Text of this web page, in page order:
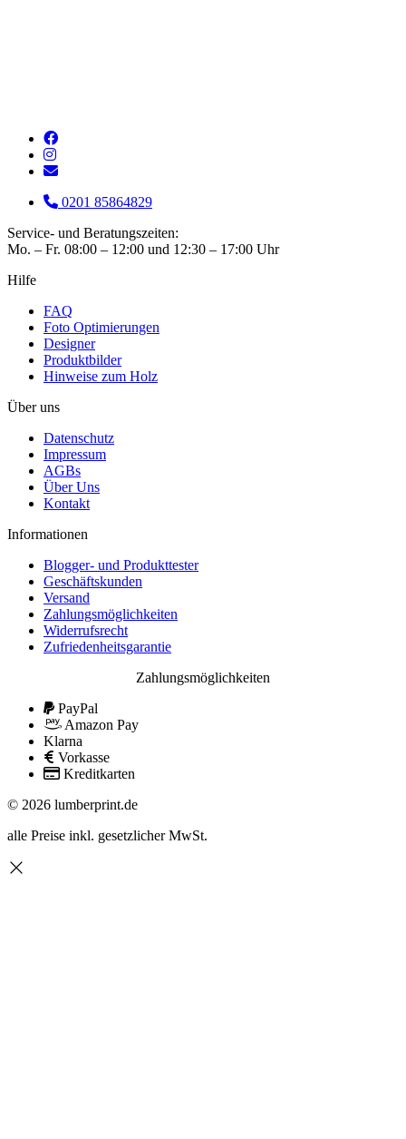
0201 85864829
Service- und Beratungszeiten:
Mo. – Fr. 08:00 – 12:00 und 12:30 – 17:00 Uhr
Hilfe
FAQ
Foto Optimierungen
Designer
Produktbilder
Hinweise zum Holz
Über uns
Datenschutz
Impressum
AGBs
Über Uns
Kontakt
Informationen
Blogger- und Produkttester
Geschäftskunden
Versand
Zahlungsmöglichkeiten
Widerrufsrecht
Zufriedenheitsgarantie
Zahlungsmöglichkeiten
PayPal
Amazon Pay
Klarna
Vorkasse
Kreditkarten
© 2026 lumberprint.de
alle Preise inkl. gesetzlicher MwSt.